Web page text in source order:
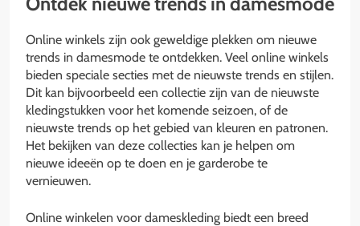
Online winkels zijn ook geweldige plekken om nieuwe
trends in damesmode te ontdekken. Veel online winkels
bieden speciale secties met de nieuwste trends en stijlen.
Dit kan bijvoorbeeld een collectie zijn van de nieuwste
kledingstukken voor het komende seizoen, of de
nieuwste trends op het gebied van kleuren en patronen.
Het bekijken van deze collecties kan je helpen om
nieuwe ideeën op te doen en je garderobe te
vernieuwen.
Online winkelen voor dameskleding biedt een breed